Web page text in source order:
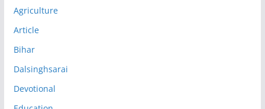
Agriculture
Article
Bihar
Dalsinghsarai
Devotional